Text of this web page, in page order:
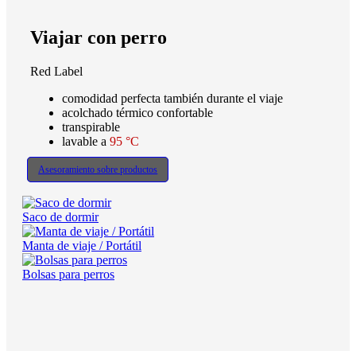
Viajar con perro
Red Label
comodidad perfecta también durante el viaje
acolchado térmico confortable
transpirable
lavable a 95 °C
Asesoramiento sobre productos
Saco de dormir
Manta de viaje / Portátil
Bolsas para perros